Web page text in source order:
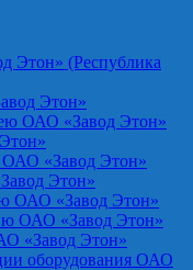
Этон» (Республика
Этон»
ОАО «Завод Этон»
«Завод Этон»
Этон»
ОАО «Завод Этон»
ОАО «Завод Этон»
«Завод Этон»
оборудования ОАО